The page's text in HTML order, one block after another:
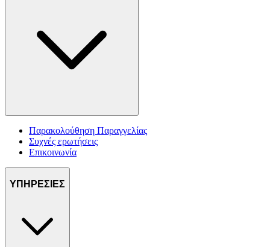
Παρακολούθηση Παραγγελίας
Συχνές ερωτήσεις
Επικοινωνία
ΥΠΗΡΕΣΙΕΣ